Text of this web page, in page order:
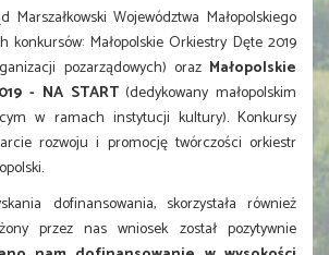
Marszałkowski Województwa Małopolskiego
konkursów: Małopolskie Orkiestry Dęte 2019
pozarządowych) oraz Małopolskie
- NA START(dedykowany małopolskim
w ramach instytucji kultury). Konkursy
rozwoju i promocję twórczości orkiestr
dofinansowania, skorzystała również
przez nas wniosek został pozytywnie